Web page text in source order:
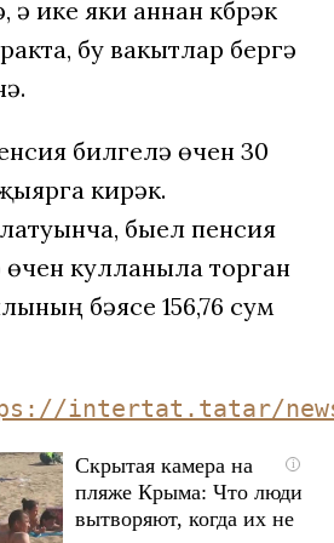
ә ике яки аннан күбрәк
бу вакытлар бергә
билгеләү өчен 30
кирәк.
быел пенсия
өчен кулланыла торган
бәясе 156,76 сум
intertat.tatar/news/
i
Скрытая камера на
пляже Крыма: Что люди
вытворяют, когда их не